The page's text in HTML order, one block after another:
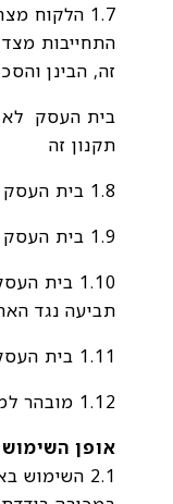
1.7 הלקוח
התחייבות
זה, הבינן
בית העסק לא
תקנון זה
1.8 בית העסק שומר לעצמו את הזכות לעדכן את התקנון מעת לעת וזאת ללא צורך בהודעה מוקדמת, הנוסח האחרון הוא הנוסח המחייב.
1.9 בית העסק שומר לעצמו את הזכות שלא לאפשר כניסה לאתר ו/או כל פעולה בו למי שיפר את הוראות התקנון ו/או יעשה שימוש בלתי ראוי באתר או בכל תוכן המופיע בו.
1.10
תביעה נגד
1.11 בית העסק שומר לעצמו את הזכות לשדרג, לשנות, להשעות או להפסיק את פעילות האתר בין אם באופן מלא או חלקי
1.12 מובהר למען הסר ספק, כי ייתכן שוני בשימוש באתר באמצעות מכשירי טאבלט ו/או טלפון ניידים (mobile) לבין שימוש באתר במחשבים נייחים ו/או ניידים.
אופן
2.1